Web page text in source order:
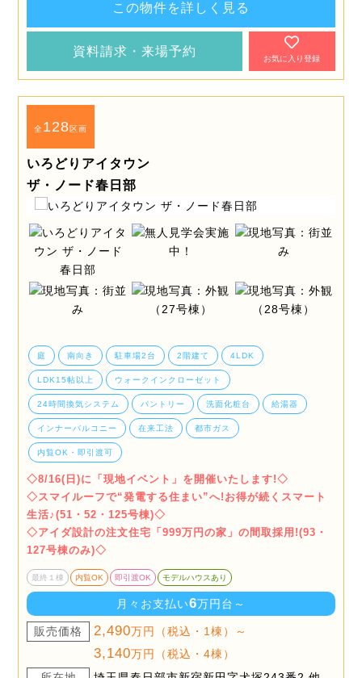
この物件を詳しく見る
資料請求・来場予約
お気に入り登録
全128区画
いろどりアイタウン
ザ・ノード春日部
庭 南向き 駐車場2台 2階建て 4LDK
LDK15帖以上 ウォークインクローゼット
24時間換気システム パントリー 洗面化粧台 給湯器
インナーバルコニー 在来工法 都市ガス
内覧OK・即引渡可
◇8/16(日)に「現地イベント」を開催いたします!◇
◇スマイルーフで“発電する住まい”へ!お得が続くスマート
生活♪(51・52・125号棟)◇
◇アイダ設計の注文住宅「999万円の家」の間取採用!(93・
127号棟のみ)◇
最終１棟 内覧OK 即引渡OK モデルハウスあり
月々お支払い6万円台～
販売価格 2,490万円（税込・1棟）～
3,140万円（税込・4棟）